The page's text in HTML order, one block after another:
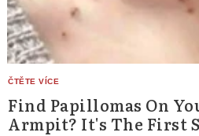
Find Papillomas On
Armpit? It's The First